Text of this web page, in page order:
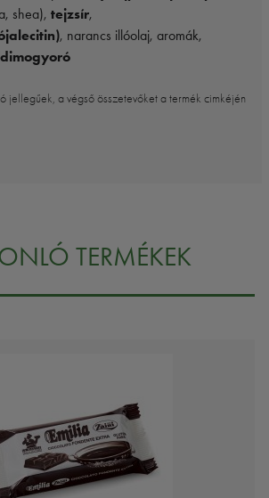
shea), tejzsír,
, narancs illóolaj, aromák,
jellegűek, a végső összetevőket a termék cimkéjén
TERMÉKEK